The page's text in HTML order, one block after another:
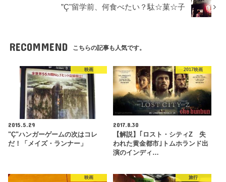
”Ç"留学前、何食べたい？駄☆菓☆子
RECOMMEND こちらの記事も人気です。
映画
2015.5.29
"Ç"ハンガーゲームの次はコレ
だ！「メイズ・ランナー」
2017映画
2017.8.30
【解説】｢ロスト・シティZ 失
われた黄金都市｣トムホランド出
演のインディ…
映画 旅行